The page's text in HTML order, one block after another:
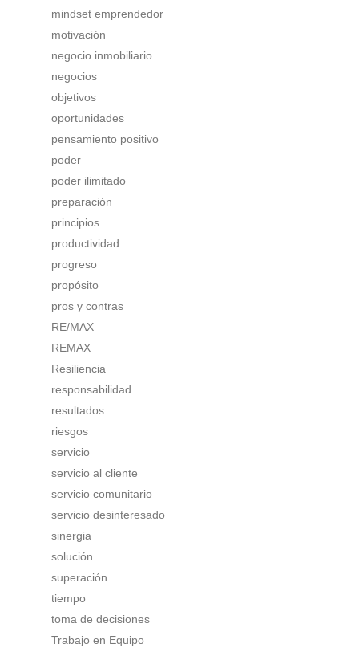
mindset emprendedor
motivación
negocio inmobiliario
negocios
objetivos
oportunidades
pensamiento positivo
poder
poder ilimitado
preparación
principios
productividad
progreso
propósito
pros y contras
RE/MAX
REMAX
Resiliencia
responsabilidad
resultados
riesgos
servicio
servicio al cliente
servicio comunitario
servicio desinteresado
sinergia
solución
superación
tiempo
toma de decisiones
Trabajo en Equipo